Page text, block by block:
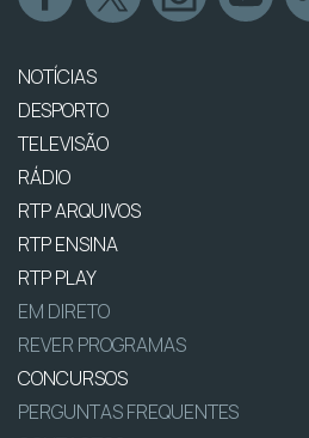
NOTÍCIAS
DESPORTO
TELEVISÃO
RÁDIO
RTP ARQUIVOS
RTP ENSINA
RTP PLAY
EM DIRETO
REVER PROGRAMAS
CONCURSOS
PERGUNTAS FREQUENTES